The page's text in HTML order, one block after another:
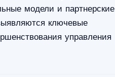
модели и партнерские
ключевые
управления